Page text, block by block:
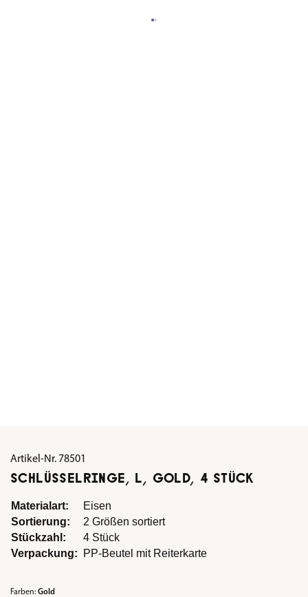
Artikel-Nr. 78501
SCHLÜSSELRINGE, L, GOLD, 4 STÜCK
Materialart:
Eisen
Sortierung:
2 Größen sortiert
Stückzahl:
4 Stück
Verpackung:
PP-Beutel mit Reiterkarte
Farben: Gold